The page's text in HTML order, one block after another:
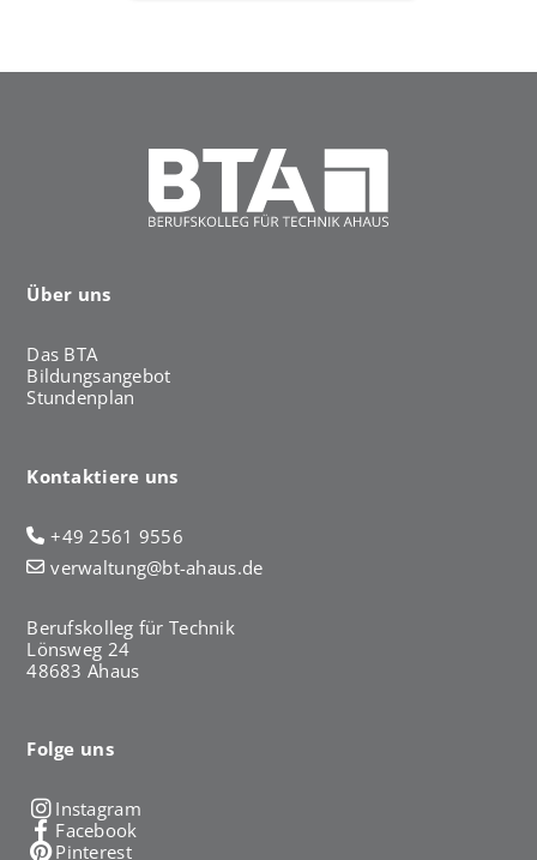
Über uns
Das BTA
Bildungsangebot
Stundenplan
Kontaktiere uns
+49 2561 9556
verwaltung@bt-ahaus.de
Berufskolleg für Technik
Lönsweg 24
48683 Ahaus
Folge uns
Instagram
Facebook
Pinterest